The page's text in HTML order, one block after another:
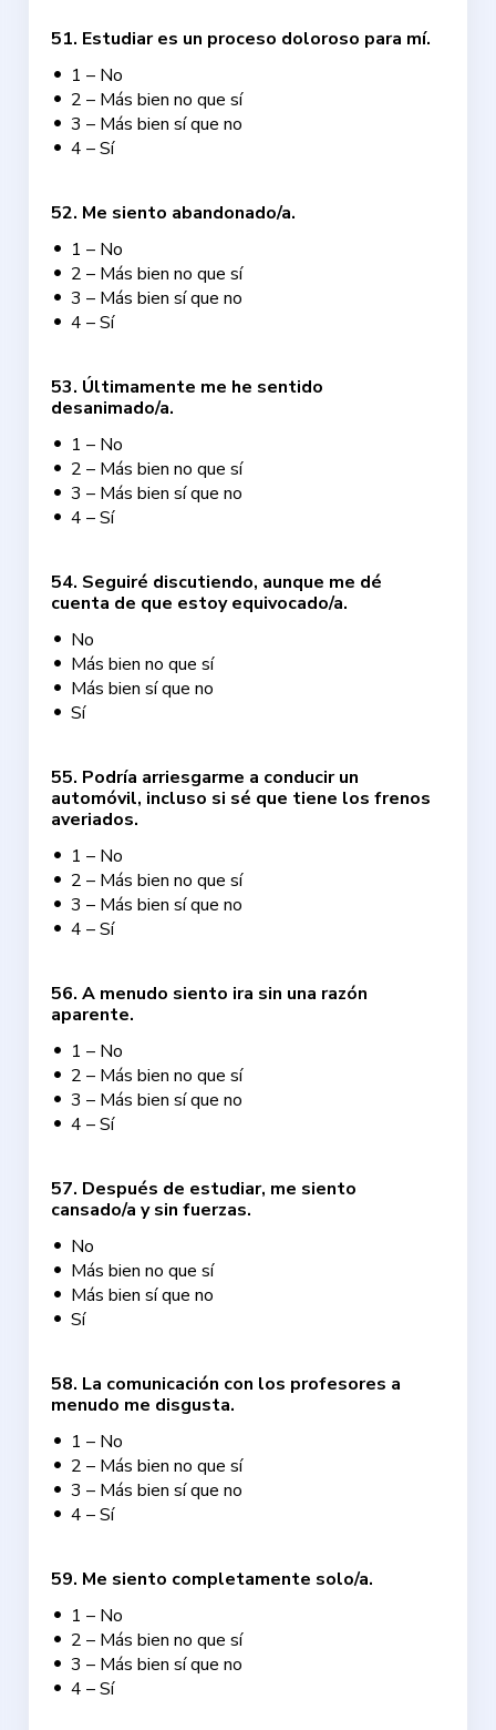
51. Estudiar es un proceso doloroso para mí.
1 – No
2 – Más bien no que sí
3 – Más bien sí que no
4 – Sí
52. Me siento abandonado/a.
1 – No
2 – Más bien no que sí
3 – Más bien sí que no
4 – Sí
53. Últimamente me he sentido
desanimado/a.
1 – No
2 – Más bien no que sí
3 – Más bien sí que no
4 – Sí
54. Seguiré discutiendo, aunque me dé
cuenta de que estoy equivocado/a.
No
Más bien no que sí
Más bien sí que no
Sí
55. Podría arriesgarme a conducir un
automóvil, incluso si sé que tiene los frenos
averiados.
1 – No
2 – Más bien no que sí
3 – Más bien sí que no
4 – Sí
56.A menudo siento ira sin una razón
aparente.
1 – No
2 – Más bien no que sí
3 – Más bien sí que no
4 – Sí
57. Después de estudiar, me siento
cansado/a y sin fuerzas.
No
Más bien no que sí
Más bien sí que no
Sí
58. La comunicación con los profesores a
menudo me disgusta.
1 – No
2 – Más bien no que sí
3 – Más bien sí que no
4 – Sí
59. Me siento completamente solo/a.
1 – No
2 – Más bien no que sí
3 – Más bien sí que no
4 – Sí